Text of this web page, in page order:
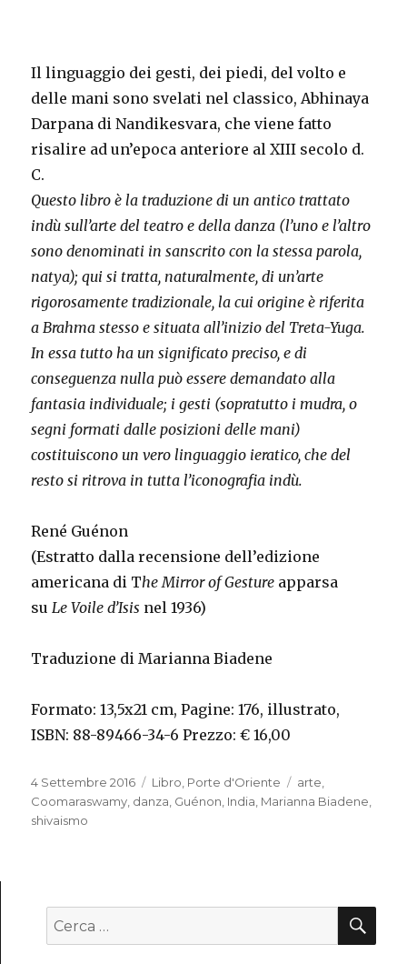
Il linguaggio dei gesti, dei piedi, del volto e
delle mani sono svelati nel classico, Abhinaya
Darpana di Nandikesvara, che viene fatto
risalire ad un’epoca anteriore al XIII secolo d.
C.
Questo libro è la traduzione di un antico trattato
indù sull’arte del teatro e della danza (l’uno e l’altro
sono denominati in sanscrito con la stessa parola,
natya); qui si tratta, naturalmente, di un’arte
rigorosamente tradizionale, la cui origine è riferita
a Brahma stesso e situata all’inizio del Treta-Yuga.
In essa tutto ha un significato preciso, e di
conseguenza nulla può essere demandato alla
fantasia individuale; i gesti (sopratutto i mudra, o
segni formati dalle posizioni delle mani)
costituiscono un vero linguaggio ieratico, che del
resto si ritrova in tutta l’iconografia indù.
René Guénon
(Estratto dalla recensione dell’edizione
americana di The Mirror of Gesture apparsa
su Le Voile d’Isis nel 1936)
Traduzione di Marianna Biadene
Formato: 13,5x21 cm, Pagine: 176, illustrato,
ISBN: 88-89466-34-6 Prezzo: € 16,00
Pubblicato
il
4 Settembre 2016 Categorie
Libro Porte d'Oriente Tag
arte
Coomaraswamy danza Guénon India Marianna Biadene
shivaismo
Cerca: